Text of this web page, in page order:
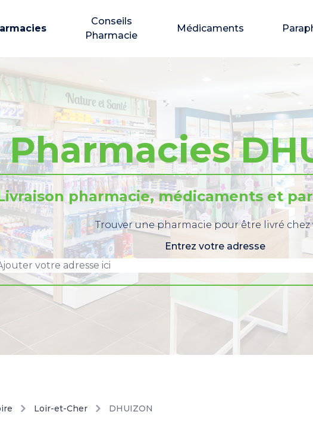
Conseils
Pharmacie
Médicaments
Pharmacies
pharmacie, médicaments et
Trouver une pharmacie pour être livré chez
Entrez votre adresse
Loir-et-Cher DHUIZON